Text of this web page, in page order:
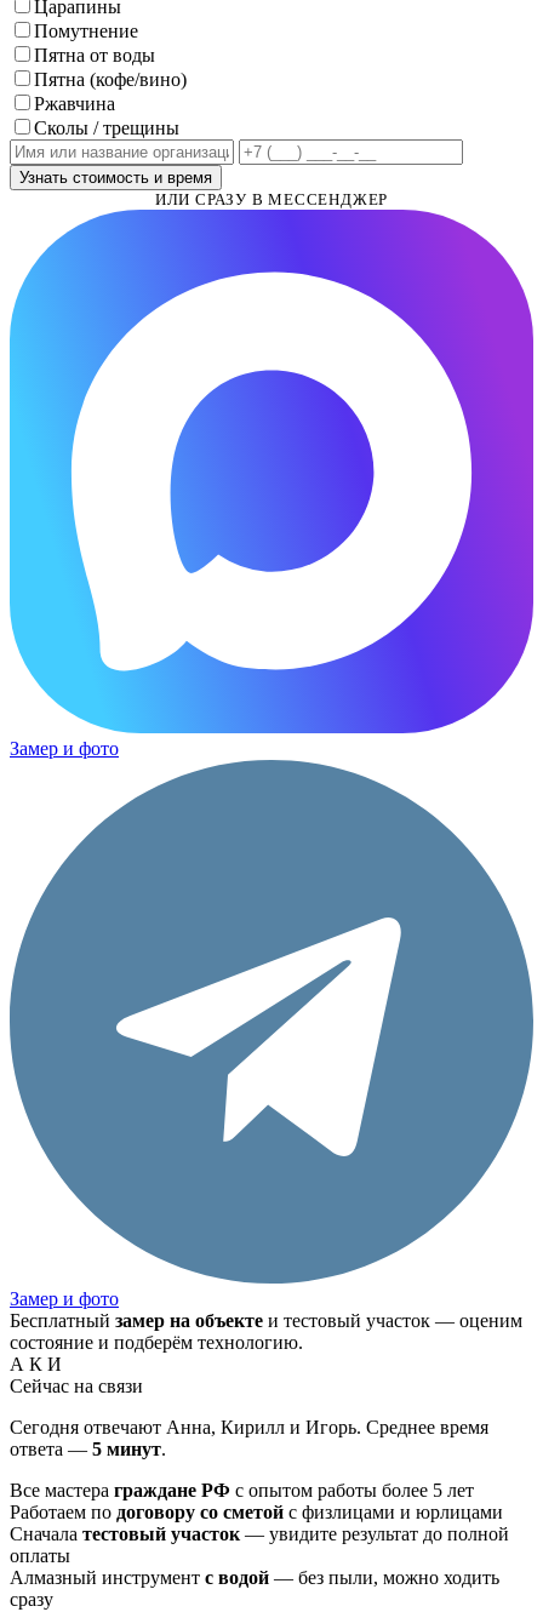
Царапины
Помутнение
Пятна от воды
Пятна (кофе/вино)
Ржавчина
Сколы / трещины
Узнать стоимость и время
ИЛИ СРАЗУ В МЕССЕНДЖЕР
Замер и фото
Замер и фото
Бесплатный замер на объекте и тестовый участок — оценим
состояние и подберём технологию.
А К И
Сейчас на связи
Сегодня отвечают Анна, Кирилл и Игорь. Среднее время
ответа — 5 минут.
Все мастера граждане РФ с опытом работы более 5 лет
Работаем по договору со сметой с физлицами и юрлицами
Сначала тестовый участок — увидите результат до полной
оплаты
Алмазный инструмент с водой — без пыли, можно ходить
сразу